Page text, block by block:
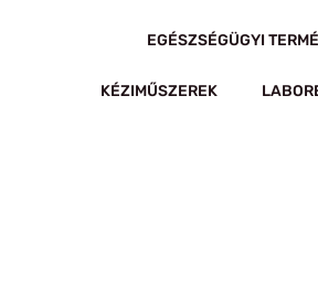
EGÉSZSÉGÜGYI
KÉZIMŰSZEREK